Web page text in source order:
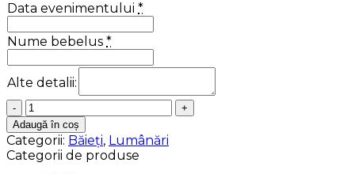
Data evenimentului *
Nume bebelus *
Alte detalii:
Cantitate
Lumanare
Botez
Adaugă în coș
Categorii: Băieți, Lumânări
Categorii de produse